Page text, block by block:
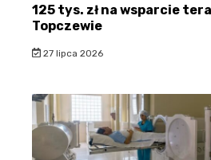
125 tys. zł na wsparcie
Topczewie
27 lipca 2026